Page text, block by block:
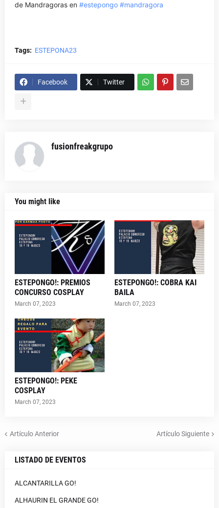
de Mandragoras en #estepongo #mandragora
Tags: ESTEPONA23
Facebook Twitter
fusionfreakgrupo
You might like
ESTEPONGO!: PREMIOS
CONCURSO COSPLAY
March 07, 2023
ESTEPONGO!: COBRA KAI
BAILA
March 07, 2023
ESTEPONGO!: PEKE
COSPLAY
March 07, 2023
Artículo Anterior Artículo Siguiente
LISTADO DE EVENTOS
ALCANTARILLA GO!
ALHAURIN EL GRANDE GO!